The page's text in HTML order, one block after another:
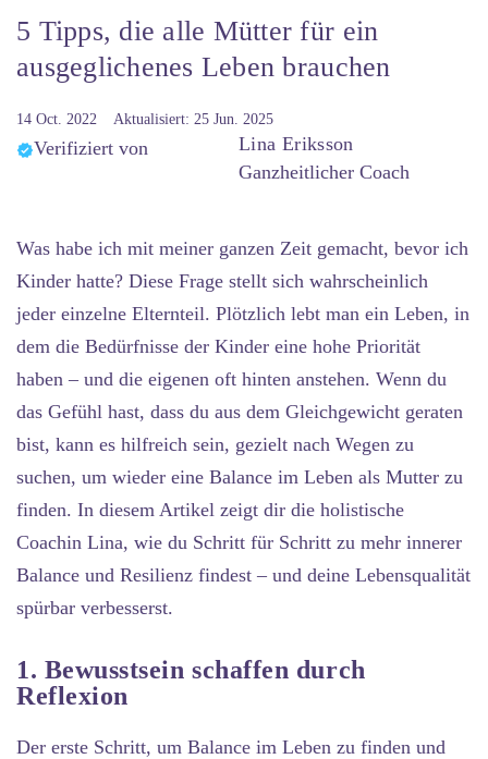
5 Tipps, die alle Mütter für ein
ausgeglichenes Leben brauchen
14 Oct. 2022 Aktualisiert: 25 Jun. 2025
Verifiziert von
Lina Eriksson
Ganzheitlicher Coach
Was habe ich mit meiner ganzen Zeit gemacht, bevor ich
Kinder hatte? Diese Frage stellt sich wahrscheinlich
jeder einzelne Elternteil. Plötzlich lebt man ein Leben, in
dem die Bedürfnisse der Kinder eine hohe Priorität
haben – und die eigenen oft hinten anstehen. Wenn du
das Gefühl hast, dass du aus dem Gleichgewicht geraten
bist, kann es hilfreich sein, gezielt nach Wegen zu
suchen, um wieder eine Balance im Leben als Mutter zu
finden. In diesem Artikel zeigt dir die holistische
Coachin Lina, wie du Schritt für Schritt zu mehr innerer
Balance und Resilienz findest – und deine Lebensqualität
spürbar verbesserst.
1. Bewusstsein schaffen durch
Reflexion
Der erste Schritt, um Balance im Leben zu finden und